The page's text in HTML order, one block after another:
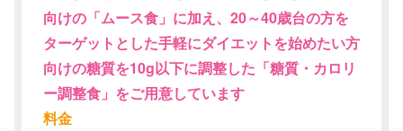
向けの「ムース食」に加え、20～40歳台の方を
ターゲットとした手軽にダイエットを始めたい方
向けの糖質を10g以下に調整した「糖質・カロリ
ー調整食」をご用意しています
料金